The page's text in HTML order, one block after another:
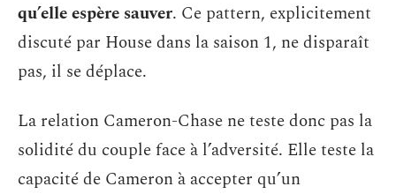
qu’elle espère sauver. Ce pattern, explicitement
discuté par House dans la saison 1, ne disparaît
pas, il se déplace.
La relation Cameron-Chase ne teste donc pas la
solidité du couple face à l’adversité. Elle teste la
capacité de Cameron à accepter qu’un